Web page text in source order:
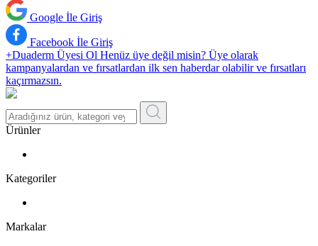
Google İle Giriş
Facebook İle Giriş
+Duaderm Üyesi Ol Henüz üye değil misin? Üye olarak
kampanyalardan ve fırsatlardan ilk sen haberdar olabilir ve fırsatları
kaçırmazsın.
Ürünler
Kategoriler
Markalar